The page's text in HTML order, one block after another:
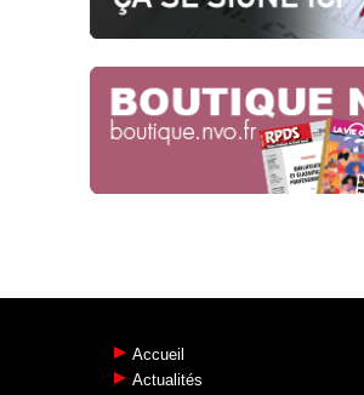
Accueil
Actualités